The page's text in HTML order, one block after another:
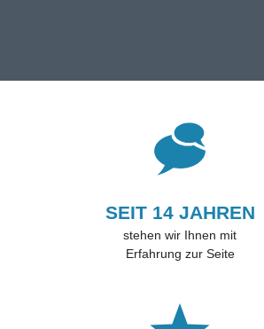
SEIT 14 JAHREN
stehen wir Ihnen mit
Erfahrung zur Seite